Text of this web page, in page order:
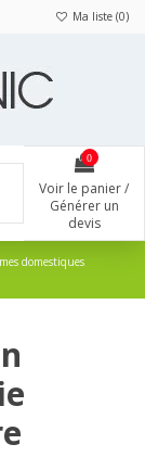
Ma liste (0)
0
Voir le panier /
Générer un
devis
domestiques